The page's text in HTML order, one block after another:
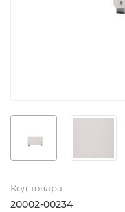
Код товара
20002-00234